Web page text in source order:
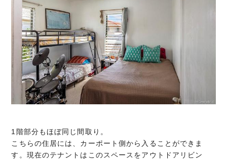
1階部分もほぼ同じ間取り。
こちらの住居には、カーポート側から入ることができま
す。現在のテナントはこのスペースをアウトドアリビン